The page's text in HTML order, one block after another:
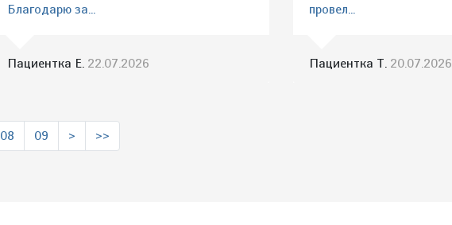
Благодарю за...
Пациентка Е. 22.07.2026
провел...
Пациентка Т. 20.07.2026
08 09 > >>